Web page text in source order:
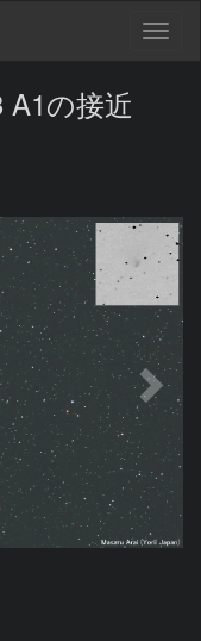
A1の接近